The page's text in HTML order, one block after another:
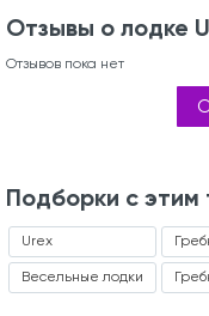
Отзывы о лодке
Отзывов пока нет
Подборки с этим
Urex
Весельные лодки